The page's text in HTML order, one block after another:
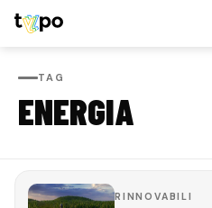
TAG
ENERGIA
RINNOVABILI